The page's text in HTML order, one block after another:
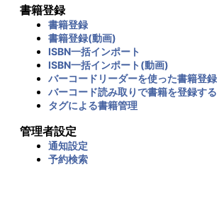
書籍登録
書籍登録
書籍登録(動画)
ISBN一括インポート
ISBN一括インポート(動画)
バーコードリーダーを使った書籍登録
バーコード読み取りで書籍を登録する
タグによる書籍管理
管理者設定
通知設定
予約検索